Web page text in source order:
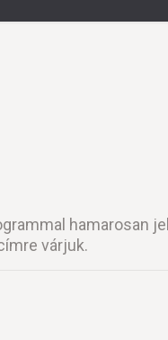
hamarosan
várjuk.